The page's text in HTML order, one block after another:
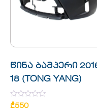
წინა ბამპერი
18 (TONG YANG)
Rated
₾550